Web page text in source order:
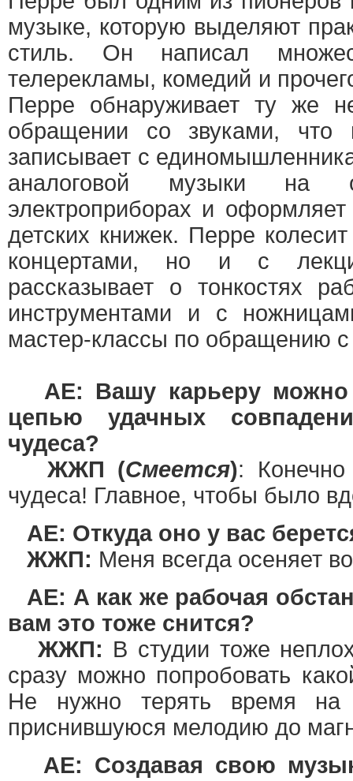
музыке, которую выделяют
стиль. Он написал
телерекламы, комедий и
Перре обнаруживает ту же
обращении со звуками,
записывает с
аналоговой музыки на
электроприборах и
детских книжек. Перре
концертами, но и с
рассказывает о тонкостях
инструментами и с
мастер-классы по обращению с
AE: Вашу карьеру
цепью удачных
чудеса?
ЖЖП (Смеется):
чудеса! Главное, чтобы было
AE: Откуда оно у вас
ЖЖП: Меня всегда осеняет
AE: А как же рабочая
вам это тоже снится?
ЖЖП: В студии тоже
сразу можно попробовать
Не нужно терять время на
приснившуюся мелодию до
AE: Создавая свою